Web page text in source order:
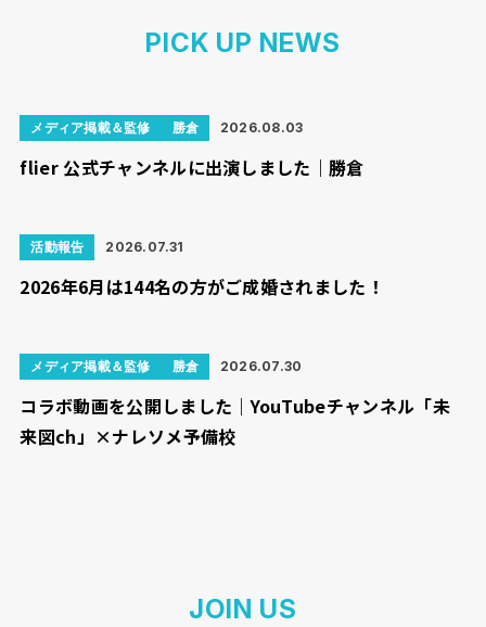
PICK UP NEWS
メディア掲載＆監修 勝倉 2026.08.03
flier 公式チャンネルに出演しました｜勝倉
活動報告 2026.07.31
2026年6月は144名の方がご成婚されました！
メディア掲載＆監修 勝倉 2026.07.30
コラボ動画を公開しました｜YouTubeチャンネル「未
来図ch」×ナレソメ予備校
JOIN US